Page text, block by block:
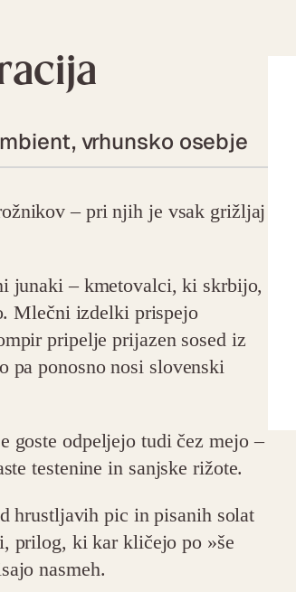
vrhunsko osebje
– pri njih je vsak grižljaj
junaki – kmetovalci, ki skrbijo,
Mlečni izdelki prispejo
pripelje prijazen sosed iz
pa ponosno nosi slovenski
goste odpeljejo tudi čez mejo –
testenine in sanjske rižote.
hrustljavih pic in pisanih solat
prilog, ki kar kličejo po »še
nasmeh.